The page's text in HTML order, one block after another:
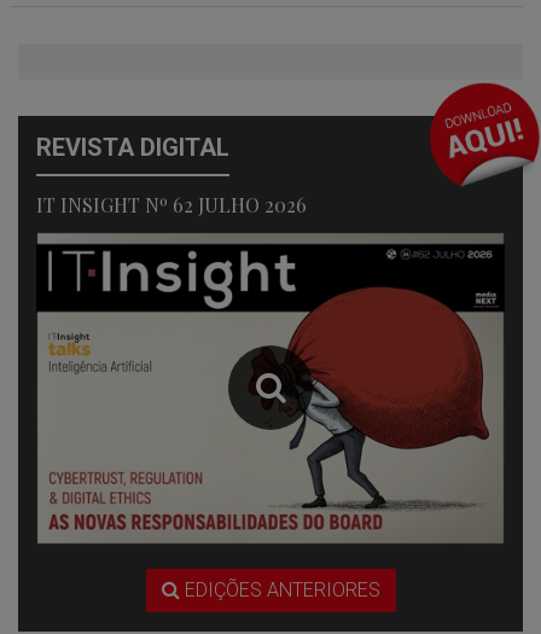
REVISTA DIGITAL
IT INSIGHT Nº 62 JULHO 2026
EDIÇÕES ANTERIORES